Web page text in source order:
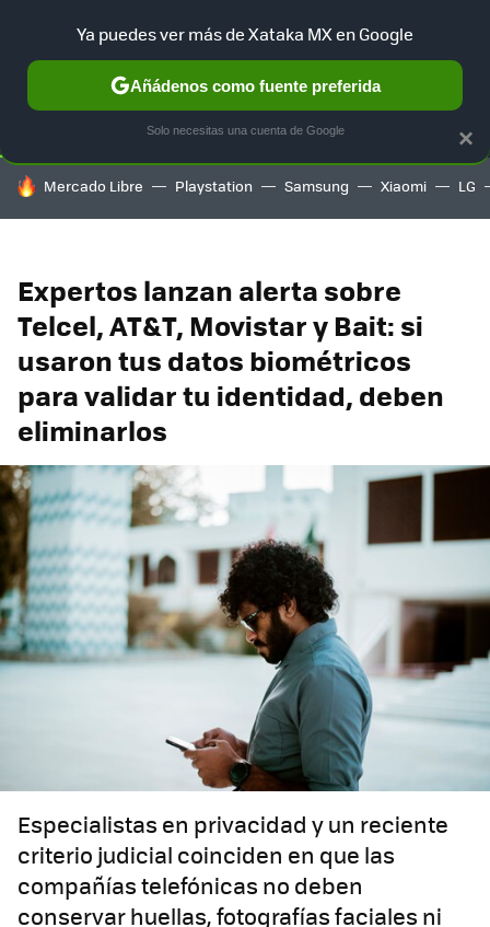
SELECCIÓN GAMING HOME AUTO TERRITORIO
HOY SE HABLA DE
Mercado Libre Playstation Samsung Xiaomi LG
Expertos lanzan alerta sobre
Telcel, AT&T, Movistar y Bait: si
usaron tus datos biométricos
para validar tu identidad, deben
eliminarlos
Especialistas en privacidad y un reciente
criterio judicial coinciden en que las
compañías telefónicas no deben
conservar huellas, fotografías faciales ni
×
Ya puedes ver más de Xataka MX en Google
Añádenos como fuente preferida
Solo necesitas una cuenta de Google